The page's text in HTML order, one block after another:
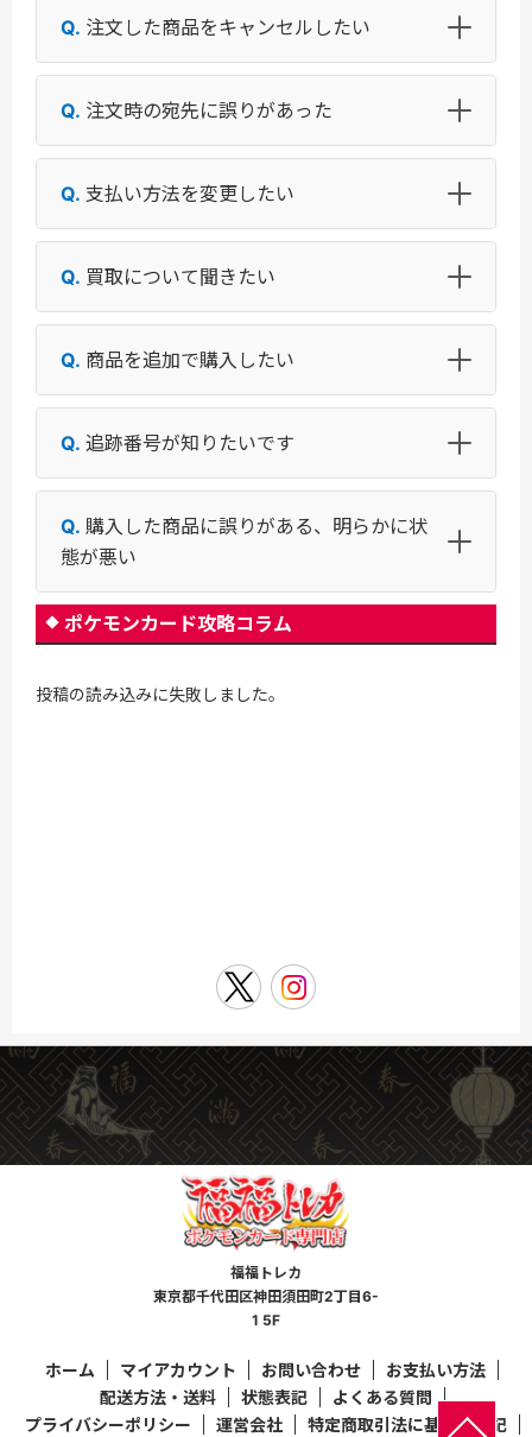
注文した商品をキャンセルしたい
注文時の宛先に誤りがあった
支払い方法を変更したい
買取について聞きたい
商品を追加で購入したい
追跡番号が知りたいです
購入した商品に誤りがある、明らかに状
態が悪い
ポケモンカード攻略コラム
投稿の読み込みに失敗しました。
福福トレカ
東京都千代田区神田須田町2丁目6-
1 5F
ホーム マイアカウント お問い合わせ
お支払い方法
配送方法・送料
状態表記
よくある質問
プライバシーポリシー
運営会社 特定商取引法に基づく表記